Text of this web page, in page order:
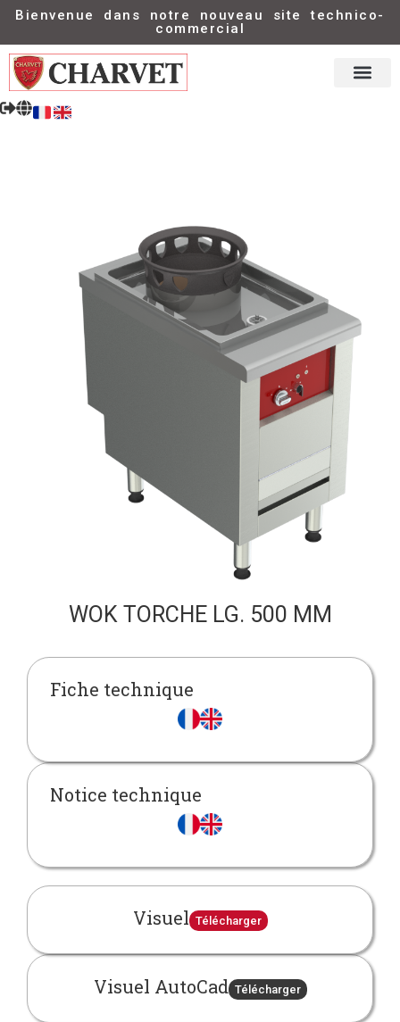
Bienvenue dans notre nouveau site technico-
commercial
WOK TORCHE LG. 500 MM
Fiche technique
Notice technique
Visuel Télécharger
Visuel AutoCad Télécharger